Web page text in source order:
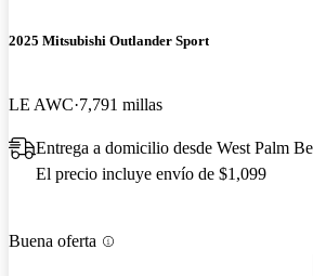
2025 Mitsubishi Outlander Sport
LE AWC 7,791 millas
Entrega a domicilio desde West Palm
El precio incluye envío de $1,099
Buena oferta